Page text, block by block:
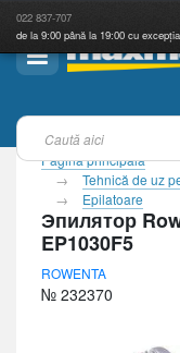
022 837-707
de la 9:00 până la 19:00 cu
Pagina principală
Tehnică de uz
Epilatoare
Эпилятор
EP1030F5
ROWENTA
№ 232370